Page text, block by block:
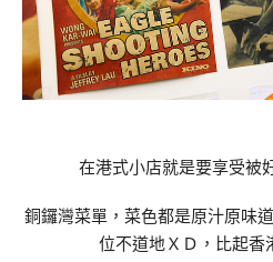
在港式小店就是要享受被
銅鑼灣菜單，菜色都是原汁原味
位不道地ＸＤ，比起香